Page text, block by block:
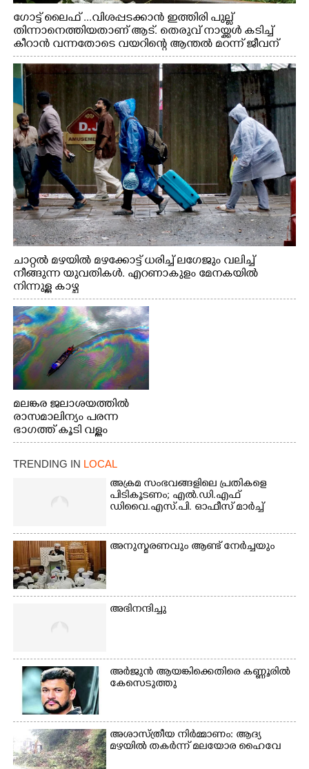
ഗോട്ട് ലൈഫ് ...വിശപ്പടക്കാൻ ഇത്തിരി പുല്ല്
തിന്നാനെത്തിയതാണ് ആട്. തെരുവ് നായ്ക്കൾ കടിച്ച്
കീറാൻ വന്നതോടെ വയറിന്റെ ആന്തൽ മറന്ന് ജീവന്
വേണ്ടിയായി ഓട്ടം. എറണാകുളം വാത്തുരുത്തിയിൽ
നിന്നുള്ള കാഴ്ച
ചാറ്റൽ മഴയിൽ മഴക്കോട്ട് ധരിച്ച് ലഗേജും വലിച്ച്
നീങ്ങുന്ന യുവതികൾ. എറണാകുളം മേനകയിൽ
നിന്നുള്ള കാഴ്ച
മലങ്കര ജലാശയത്തിൽ
രാസമാലിന്യം പരന്ന
ഭാഗത്ത് കൂടി വള്ളം
തുഴഞ്ഞു പോകുന്ന
പ്രദേശവാസികൾ
TRENDING IN LOCAL
അക്രമ സംഭവങ്ങളിലെ പ്രതികളെ
പിടികൂടണം; എൽ.ഡി.എഫ്
ഡിവൈ.എസ്.പി. ഓഫീസ് മാർച്ച്
അനുസ്മരണവും ആണ്ട് നേർച്ചയും
അഭിനന്ദിച്ചു
അർജുൻ ആയങ്കിക്കെതിരെ കണ്ണൂരിൽ
കേസെടുത്തു
അശാസ്ത്രീയ നിർമ്മാണം: ആദ്യ
മഴയിൽ തകർന്ന് മലയോര ഹൈവേ